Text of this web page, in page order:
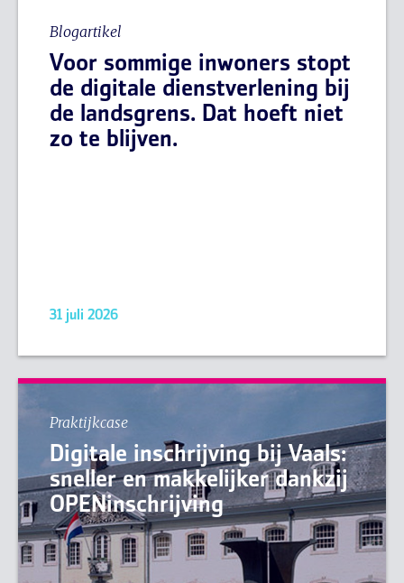
Blogartikel
Voor sommige inwoners stopt
de digitale dienstverlening bij
de landsgrens. Dat hoeft niet
zo te blijven.
31 juli 2026
Praktijkcase
Digitale inschrijving bij Vaals:
sneller en makkelijker dankzij
OPENinschrijving